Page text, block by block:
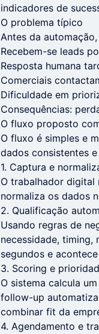
indicadores de
O problema típico
Antes da
Recebem-se leads
Resposta humana
Comerciais
Dificuldade em
Consequências:
O fluxo proposto
O fluxo é simples e
dados consistentes
1. Captura e
O trabalhador digital
normaliza os dados
2. Qualificação
Usando regras de
necessidade, timing,
segundos e
3. Scoring e
O sistema calcula
follow-up
combinar fit da
4. Agendamento e